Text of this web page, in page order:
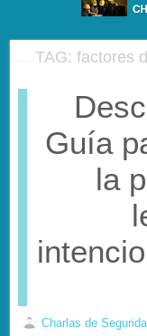
TAG: factores
Guía
la
Charlas de